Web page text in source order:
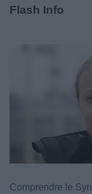
Flash Info
Comprendre le